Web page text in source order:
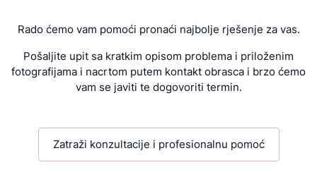
Rado ćemo vam pomoći pronaći najbolje rješenje za vas.
Pošaljite upit sa kratkim opisom problema i priloženim
fotografijama i nacrtom putem kontakt obrasca i brzo ćemo
vam se javiti te dogovoriti termin.
Zatraži konzultacije i profesionalnu pomoć